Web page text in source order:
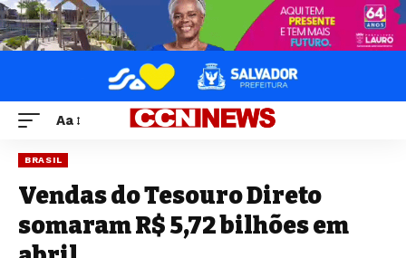
Aa
BRASIL
Vendas do Tesouro Direto
somaram R$ 5,72 bilhões em